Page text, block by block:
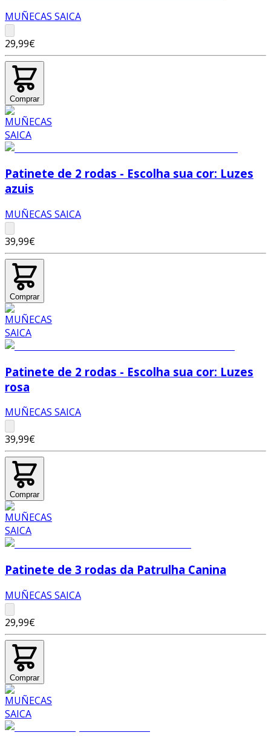
MUÑECAS SAICA
29,99€
Comprar
Patinete de 2 rodas - Escolha sua cor: Luzes
azuis
MUÑECAS SAICA
39,99€
Comprar
Patinete de 2 rodas - Escolha sua cor: Luzes
rosa
MUÑECAS SAICA
39,99€
Comprar
Patinete de 3 rodas da Patrulha Canina
MUÑECAS SAICA
29,99€
Comprar